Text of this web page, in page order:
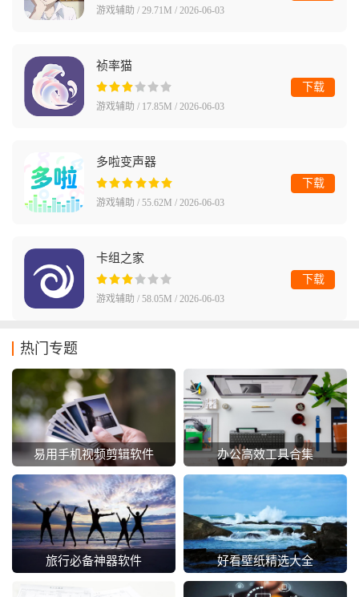
游戏辅助 / 29.71M / 2026-06-03
祯率猫
游戏辅助 / 17.85M / 2026-06-03
下载
多啦变声器
游戏辅助 / 55.62M / 2026-06-03
下载
卡组之家
游戏辅助 / 58.05M / 2026-06-03
下载
热门专题
易用手机视频剪辑软件 办公高效工具合集
旅行必备神器软件 好看壁纸精选大全